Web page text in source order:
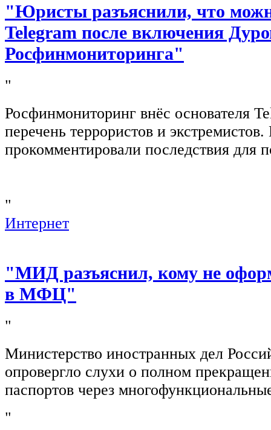
"Юристы разъяснили, что
Telegram после включения
Росфинмониторинга"
"
Росфинмониторинг внёс основателя
перечень террористов и
прокомментировали последствия для
"
Интернет
"МИД разъяснил, кому не
в МФЦ"
"
Министерство иностранных дел
опровергло слухи о полном
паспортов через
"